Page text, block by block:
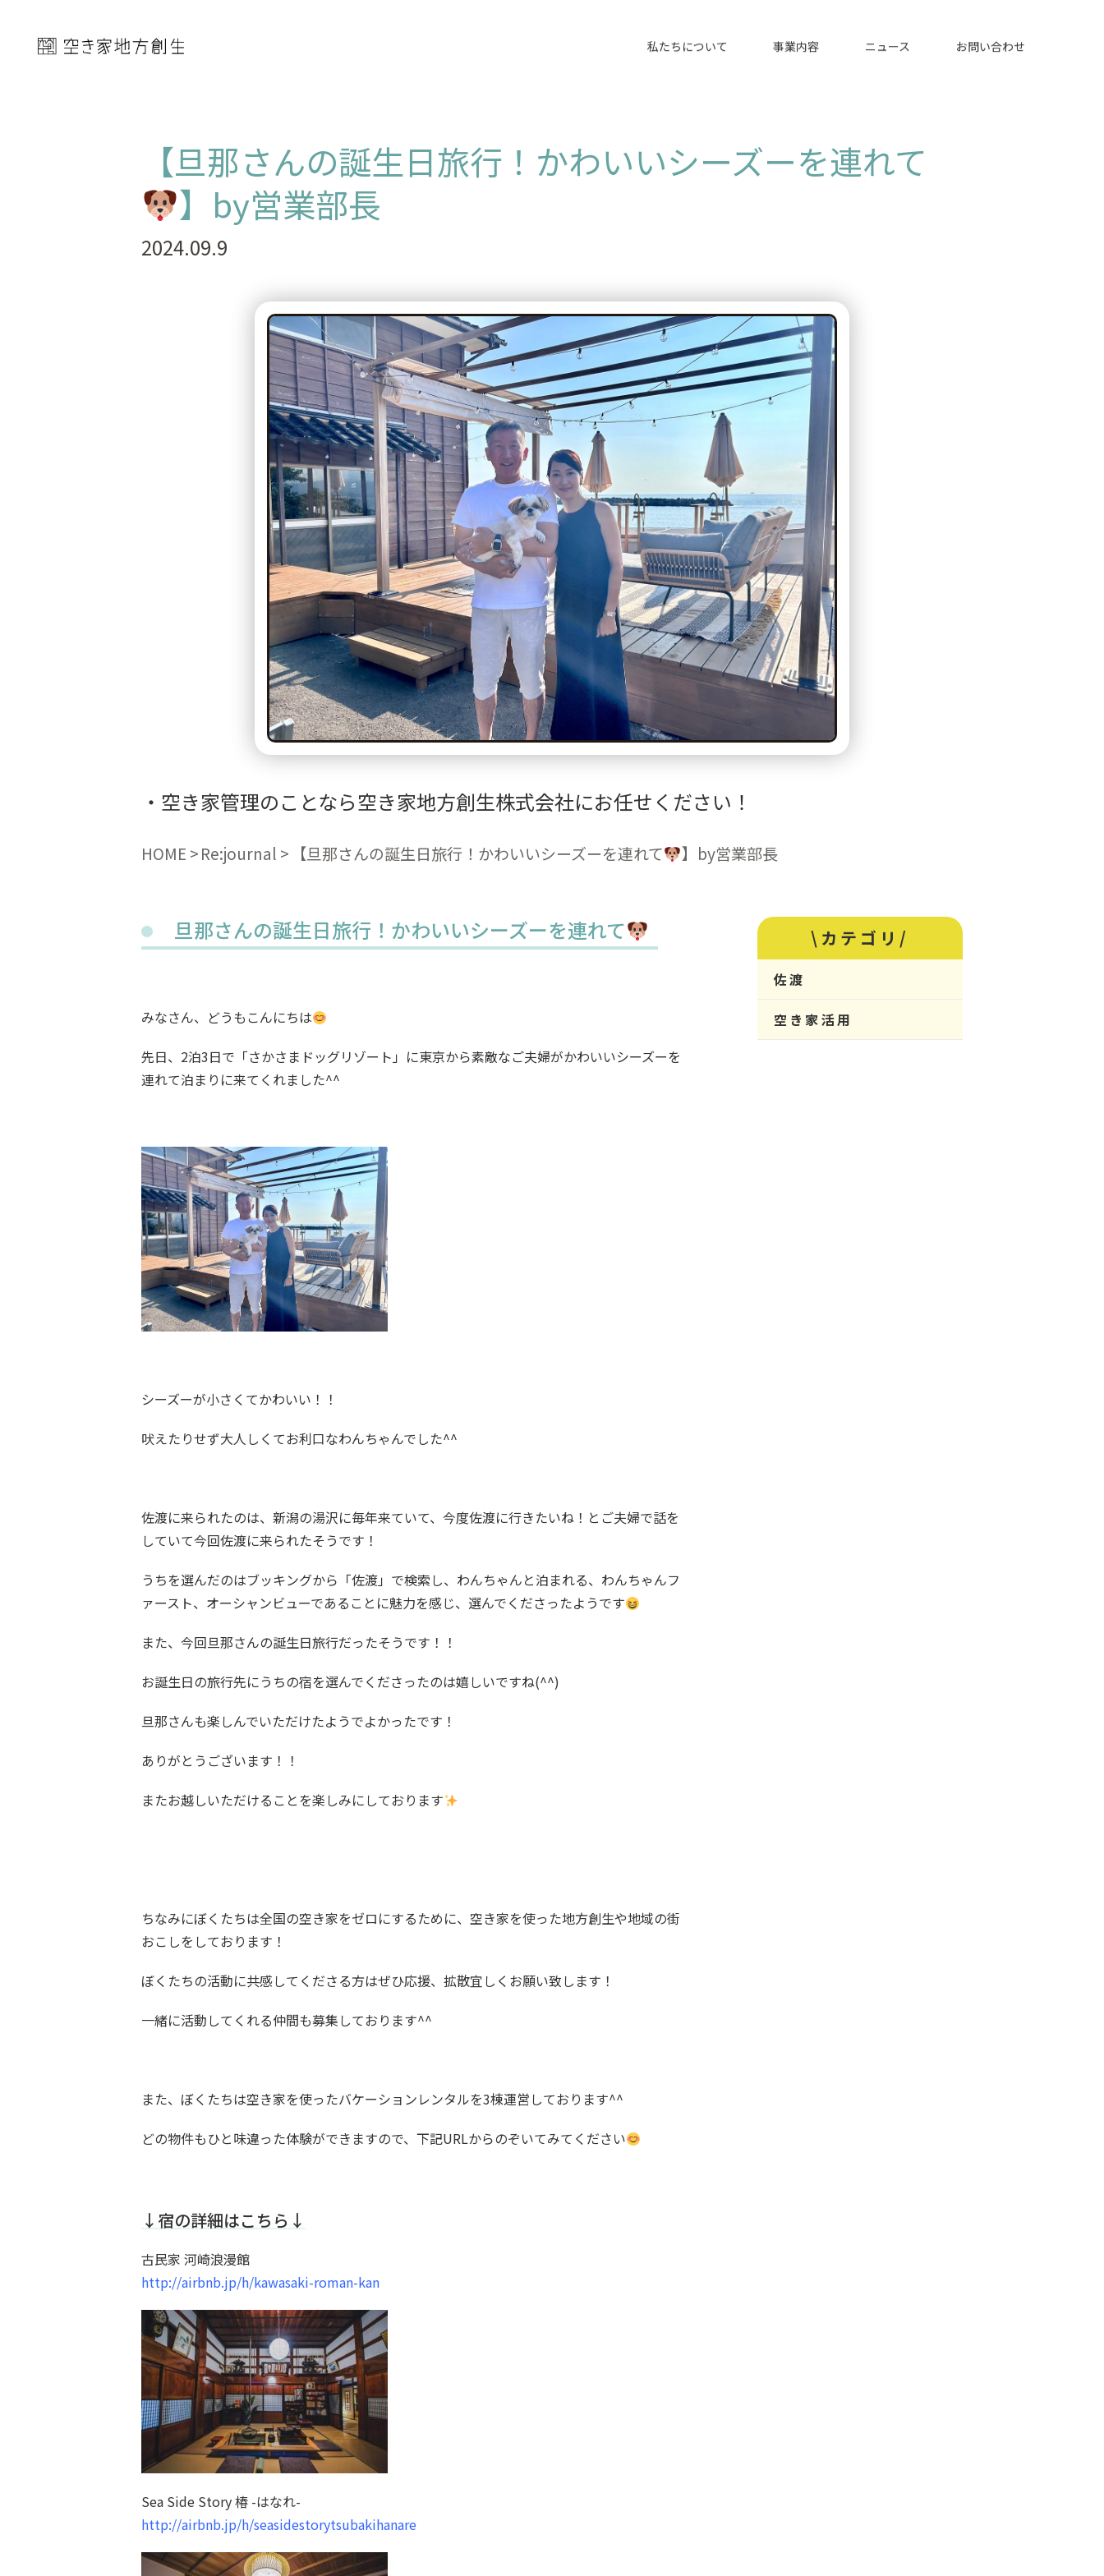
私たちについて 事業内容 ニュース お問い合わせ
【旦那さんの誕生日旅行！かわいいシーズーを連れて
】by営業部長
2024.09.9
空き家管理のことなら空き家地方創生株式会社にお任せください！
HOME Re:journal 【旦那さんの誕生日旅行！かわいいシーズーを連れて 】by営業部長
旦那さんの誕生日旅行！かわいいシーズーを連れて
みなさん、どうもこんにちは
先日、2泊3日で「さかさまドッグリゾート」に東京から素敵なご夫婦がかわいいシーズーを
連れて泊まりに来てくれました^^
シーズーが小さくてかわいい！！
吠えたりせず大人しくてお利口なわんちゃんでした^^
佐渡に来られたのは、新潟の湯沢に毎年来ていて、今度佐渡に行きたいね！とご夫婦で話を
していて今回佐渡に来られたそうです！
うちを選んだのはブッキングから「佐渡」で検索し、わんちゃんと泊まれる、わんちゃんフ
ァースト、オーシャンビューであることに魅力を感じ、選んでくださったようです
また、今回旦那さんの誕生日旅行だったそうです！！
お誕生日の旅行先にうちの宿を選んでくださったのは嬉しいですね(^^)
旦那さんも楽しんでいただけたようでよかったです！
ありがとうございます！！
またお越しいただけることを楽しみにしております
ちなみにぼくたちは全国の空き家をゼロにするために、空き家を使った地方創生や地域の街
おこしをしております！
ぼくたちの活動に共感してくださる方はぜひ応援、拡散宜しくお願い致します！
一緒に活動してくれる仲間も募集しております^^
また、ぼくたちは空き家を使ったバケーションレンタルを3棟運営しております^^
どの物件もひと味違った体験ができますので、下記URLからのぞいてみてください
↓宿の詳細はこちら↓
古民家 河崎浪漫館
http://airbnb.jp/h/kawasaki-roman-kan
Sea Side Story 椿 -はなれ-
http://airbnb.jp/h/seasidestorytsubakihanare
\カテゴリ/
佐渡
空き家活用